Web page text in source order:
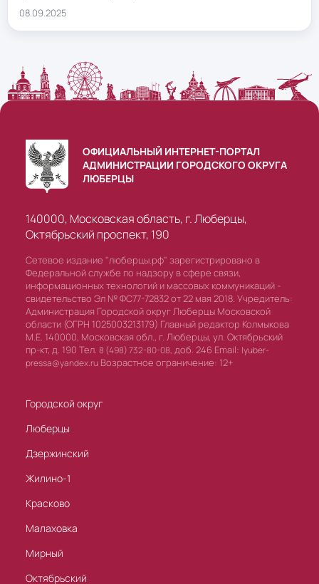
08.09.2025
ОФИЦИАЛЬНЫЙ ИНТЕРНЕТ-ПОРТАЛ
АДМИНИСТРАЦИИ ГОРОДСКОГО ОКРУГА
ЛЮБЕРЦЫ
140000, Московская область, г. Люберцы,
Октябрьский проспект, 190
Сетевое издание "люберцы.рф" зарегистрировано в
Федеральной службе по надзору в сфере связи,
информационных технологий и массовых коммуникаций -
свидетельство Эл № ФС77-72832 от 22 мая 2018. Учредитель:
Администрация Городской округ Люберцы Московской
области (ОГРН 1025003213179) Главный редактор Колмыкова
М.Е. 140000, Московская обл., г. Люберцы, ул. Октябрьский
пр-кт, д. 190 Тел. 8 (498) 732-80-08, доб. 246 Email: lyuber-
pressa@yandex.ru Возрастное ограничение: 12+
Городской округ
Люберцы
Дзержинский
Жилино-1
Красково
Малаховка
Мирный
Октябрьский